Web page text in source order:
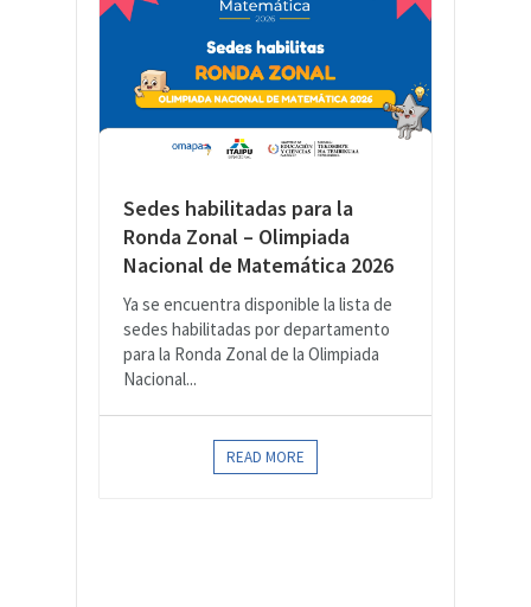
Sedes habilitadas para la
Ronda Zonal – Olimpiada
Nacional de Matemática 2026
Ya se encuentra disponible la lista de
sedes habilitadas por departamento
para la Ronda Zonal de la Olimpiada
Nacional...
READ MORE